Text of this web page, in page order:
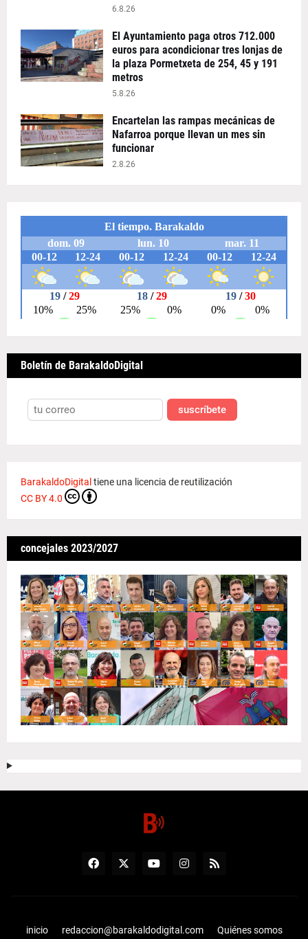
6.8.26
El Ayuntamiento paga otros 712.000
euros para acondicionar tres lonjas de
la plaza Pormetxeta de 254, 45 y 191
metros
5.8.26
Encartelan las rampas mecánicas de
Nafarroa porque llevan un mes sin
funcionar
2.8.26
Boletín de BarakaldoDigital
suscríbete
BarakaldoDigital tiene una licencia de reutilización
CC BY 4.0
concejales 2023/2027
inicio redaccion@barakaldodigital.com Quiénes somos